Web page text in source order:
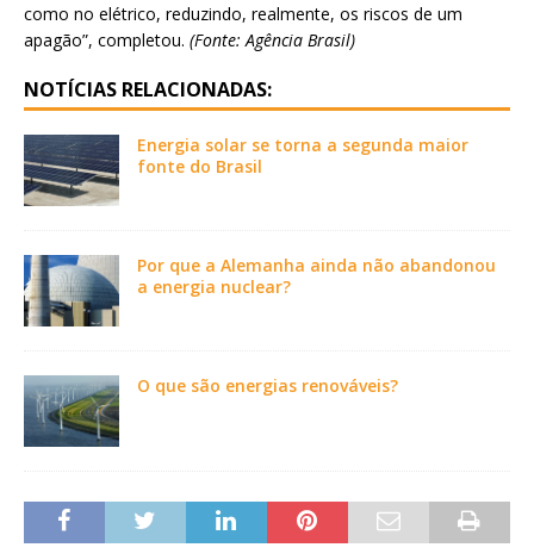
como no elétrico, reduzindo, realmente, os riscos de um
apagão”, completou. (Fonte: Agência Brasil)
NOTÍCIAS RELACIONADAS:
Energia solar se torna a segunda maior
fonte do Brasil
Por que a Alemanha ainda não abandonou
a energia nuclear?
O que são energias renováveis?